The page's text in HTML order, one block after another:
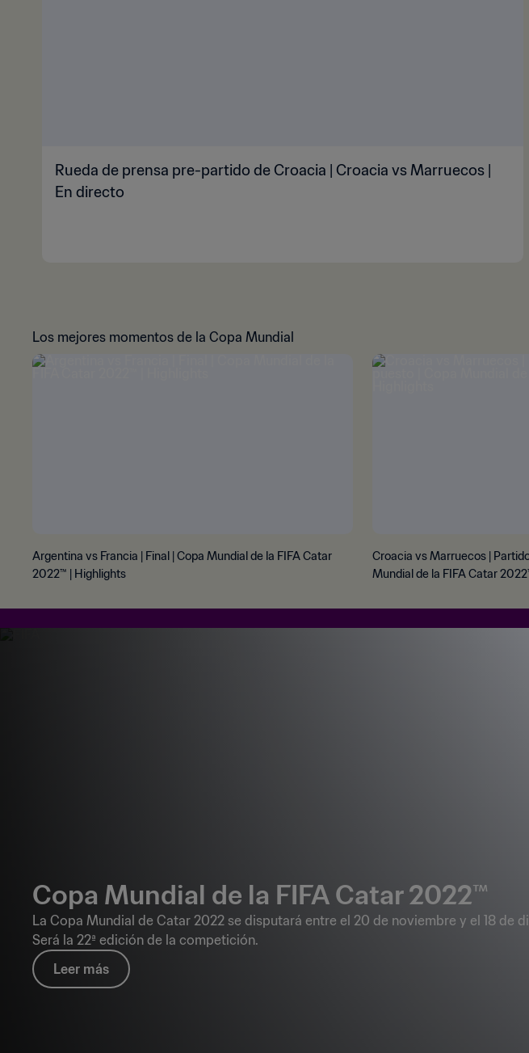
Rueda de prensa pre-partido de Croacia | Croacia vs Marruecos |
En directo
Los mejores momentos de la Copa Mundial
Argentina vs Francia | Final | Copa Mundial de la FIFA Catar
2022™ | Highlights
Croacia vs Marruecos |
Mundial de la FIFA Catar
Copa Mundial de la FIFA Catar 2022™
La Copa Mundial de Catar 2022 se disputará entre el 20 de noviembre y el 18 de
Será la 22ª edición de la competición.
Leer más